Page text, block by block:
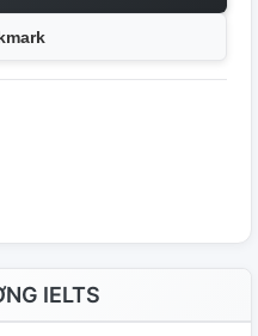
IELTS